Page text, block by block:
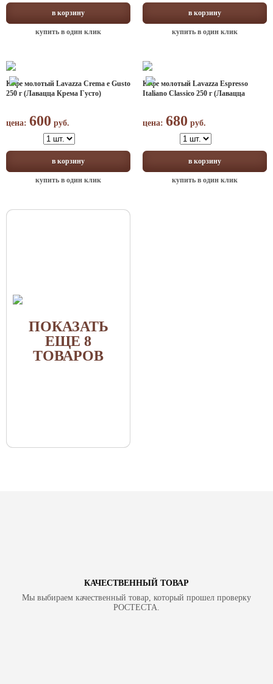
в корзину
купить в один клик
в корзину
купить в один клик
Кофе молотый Lavazza Crema e Gusto
250 г (Лавацца Крема Густо)
цена: 600 руб.
в корзину
купить в один клик
Кофе молотый Lavazza Espresso
Italiano Classico 250 г (Лавацца
цена: 680 руб.
в корзину
купить в один клик
ПОКАЗАТЬ
ЕЩЕ 8
ТОВАРОВ
КАЧЕСТВЕННЫЙ ТОВАР
Мы выбираем качественный товар, который прошел проверку
РОСТЕСТА.